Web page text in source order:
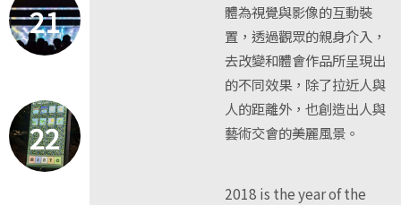
21
22
體為視覺與影像的互動裝
置，透過觀眾的親身介入，
去改變和體會作品所呈現出
的不同效果，除了拉近人與
人的距離外，也創造出人與
藝術交會的美麗風景。
2018 is the year of the